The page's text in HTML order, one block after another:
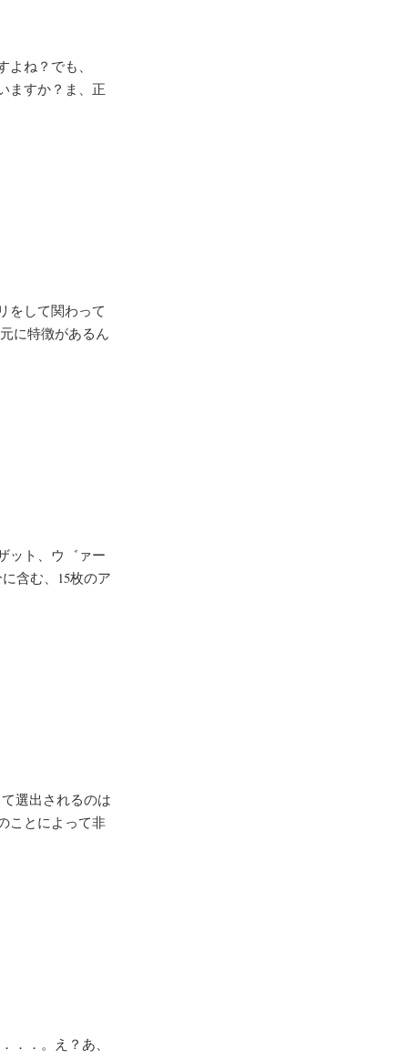
ね？でも、
ますか？ま、正
をして関わって
に特徴があるん
ット、ウ゛ァー
含む、15枚のア
選出されるのは
ことによって非
．．。え？あ、